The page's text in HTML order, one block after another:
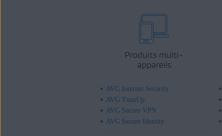
Produits multi-
appareils
AVG Internet Security
AVG TuneUp
AVG Secure VPN
AVG Secure Identity